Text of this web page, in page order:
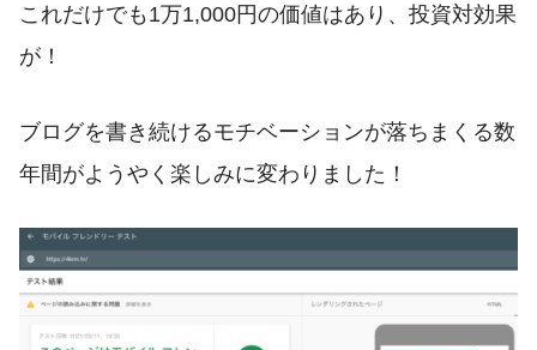
これだけでも1万1,000円の価値はあり、投資対効果
が！
ブログを書き続けるモチベーションが落ちまくる数
年間がようやく楽しみに変わりました！